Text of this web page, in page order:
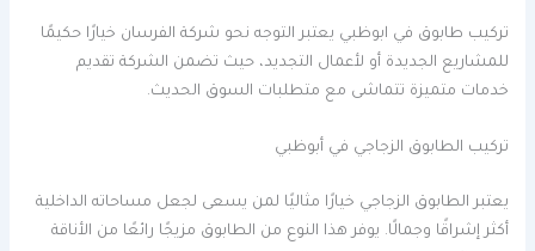
تركيب طابوق في ابوظبي يعتبر التوجه نحو شركة الفرسان خيارًا حكيمًا
للمشاريع الجديدة أو لأعمال التجديد، حيث تضمن الشركة تقديم
خدمات متميزة تتماشى مع متطلبات السوق الحديث.
تركيب الطابوق الزجاجي في أبوظبي
يعتبر الطابوق الزجاجي خيارًا مثاليًا لمن يسعى لجعل مساحاته الداخلية
أكثر إشراقًا وجمالًا. يوفر هذا النوع من الطابوق مزيجًا رائعًا من الأناقة